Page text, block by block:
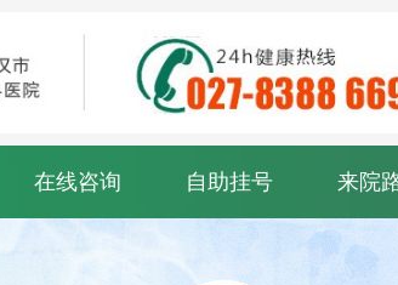
在线咨询 自助挂号 来院